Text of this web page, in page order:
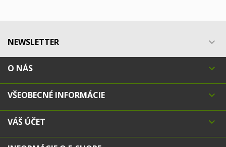
NEWSLETTER 
O NÁS 
VŠEOBECNÉ INFORMÁCIE 
VÁŠ ÚČET 